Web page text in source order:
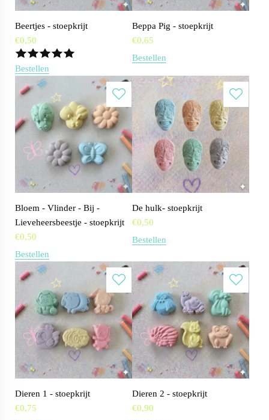
Beertjes - stoepkrijt
€0,50
Bestellen
Beppa Pig - stoepkrijt
€0,65
Bestellen
Bloem - Vlinder - Bij -
Lieveheersbeestje - stoepkrijt
€0,50
Bestellen
De hulk- stoepkrijt
€0,50
Bestellen
Dieren 1 - stoepkrijt
€0,75
Dieren 2 - stoepkrijt
€0,90